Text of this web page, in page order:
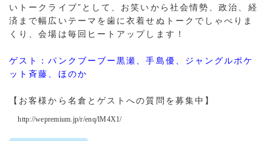
いトークライブ”として、お笑いから社会情勢、政治、経
済まで幅広いテーマを歯に衣着せぬトークでしゃべりま
くり、会場は毎回ヒートアップします！
ゲスト：パンクブーブー黒瀬、手島優、ジャングルポケ
ット斉藤、ほのか
【お客様から名倉とゲストへの質問を募集中】
http://wepremium.jp/r/enq/lM4X1/